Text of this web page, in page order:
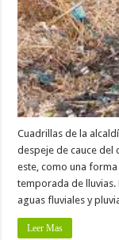
Cuadrillas de la
despeje de cauce del
este, como una
temporada de lluvias.
aguas fluviales y
Leer Mas